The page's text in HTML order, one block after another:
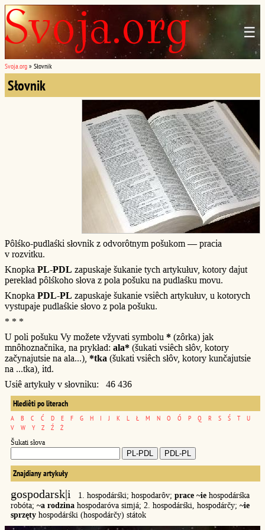
☰
Svoja.org » Słovnik
Słovnik
Pôlśko-pudlaśki słovnik z odvorôtnym pošukom — pracia
v rozvitku.
Knopka PL-PDL zapuskaje šukanie tych artykułuv, kotory dajut
perekład pôlśkoho słova z pola pošuku na pudlaśku movu.
Knopka PDL-PL zapuskaje šukanie vsiêch artykułuv, u kotorych
vystupaje pudlaśkie słovo z pola pošuku.
* * *
U poli pošuku Vy možete vžyvati symbolu * (zôrka) jak
mnôhoznačnika, na prykład: ala* (šukati vsiêch słôv, kotory
začynajutsie na ala...), *tka (šukati vsiêch słôv, kotory kunčajutsie
na ...tka), itd.
Usiê artykuły v słovniku: 46 436
Hlediêti po literach
A B C Ć D E F G H I J K L Ł M N O Ó P Q R S Ś T
U
V
W Y Z Ź Ż
Šukati słova
Znajdiany artykuły
gospodarsk|i 1. hospodárśki; hospodarôv; prace ~ie hospodárśka
robóta; ~a rodzina hospodaróva simjá; 2. hospodárśki, hospodárčy; ~ie
sprzęty hospodárśki (hospodárčy) státok